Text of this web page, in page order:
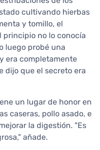
cultivando hierbas
y tomillo, el
principio no lo conocía
luego probé una
era completamente
dijo que el secreto era
un lugar de honor en
caseras, pollo asado, e
la digestión. "Es
añade.